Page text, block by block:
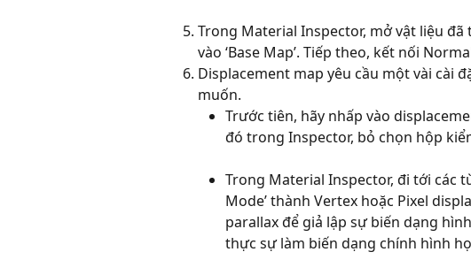
Trong Material Inspector, mở vật liệu đã
vào ‘Base Map’. Tiếp theo, kết nối
Displacement map yêu cầu một vài cài
muốn.
Trước tiên, hãy nhấp vào
đó trong Inspector, bỏ chọn hộp kiểm
Trong Material Inspector, đi tới các
Mode’ thành Vertex hoặc Pixel
parallax để giả lập sự biến dạng
thực sự làm biến dạng chính hình